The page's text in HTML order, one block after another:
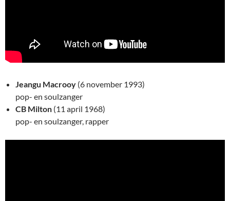
Jeangu Macrooy (6 november 1993)
pop- en soulzanger
CB Milton (11 april 1968)
pop- en soulzanger, rapper